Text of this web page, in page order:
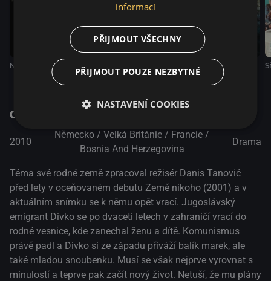
Na mléčné dráze Začátek
O pořadu
2010
Německo / Velká Británie / Francie /
Bosnia And Herzegovina
Drama
Téma své rodné země zpracoval režisér Danis Tanović
před lety v oceňovaném debutu Země nikoho (2001) a v
aktuálním snímku se k němu opět vrací. Jugoslávský
emigrant Divko se po dvaceti letech v zahraničí vrací do
rodné vesnice, kde zanechal ženu a dítě. Komunismus
právě padl a Divko si ze západu přiváží balík marek, ale
také mladou snoubenku. Musí se však nejprve vyrovnat s
minulostí a teprve pak začít nový život. Netuší, že mu plány
informací
PŘIJMOUT VŠECHNY
PŘIJMOUT POUZE NEZBYTNÉ
NASTAVENÍ COOKIES